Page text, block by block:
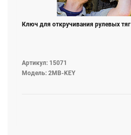
Ключ для откручивания рулевых тяг
Артикул: 15071
Модель: 2MB-KEY